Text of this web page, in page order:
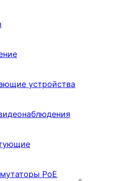
устройства
PoE